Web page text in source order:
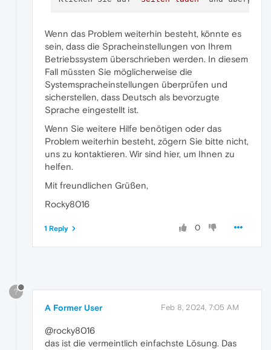
Wenn das Problem weiterhin besteht, könnte es
sein, dass die Spracheinstellungen von Ihrem
Betriebssystem überschrieben werden. In diesem
Fall müssten Sie möglicherweise die
Systemspracheinstellungen überprüfen und
sicherstellen, dass Deutsch als bevorzugte
Sprache eingestellt ist.
Wenn Sie weitere Hilfe benötigen oder das
Problem weiterhin besteht, zögern Sie bitte nicht,
uns zu kontaktieren. Wir sind hier, um Ihnen zu
helfen.
Mit freundlichen Grüßen,
Rocky8016
0
1 Reply
?
A Former User Feb 8, 2024, 7:05 AM
@rocky8016
das ist die vermeintlich einfachste Lösung. Das